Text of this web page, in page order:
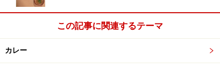
ーを作れればクセになる味にもなるらしいです。この赤
門レッドカレーと東大生の関係性を訪ねるとスパイスを
使用するということで考えたことは、このカレーではブ
ラックペッパーが重要なスパイスとなっていて、ブラッ
クペッパーは脳の活性化にもいいと言われているので東
この記事に関連するテーマ
カレー